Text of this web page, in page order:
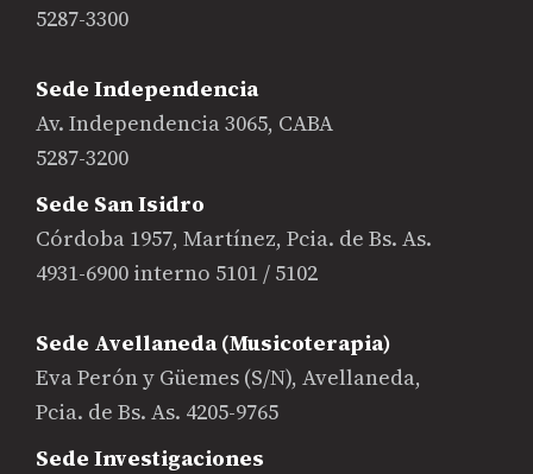
5287-3300
Sede Independencia
Av. Independencia 3065, CABA
5287-3200
Sede San Isidro
Córdoba 1957, Martínez, Pcia. de Bs. As.
4931-6900 interno 5101 / 5102
Sede Avellaneda (Musicoterapia)
Eva Perón y Güemes (S/N), Avellaneda,
Pcia. de Bs. As. 4205-9765
Sede Investigaciones